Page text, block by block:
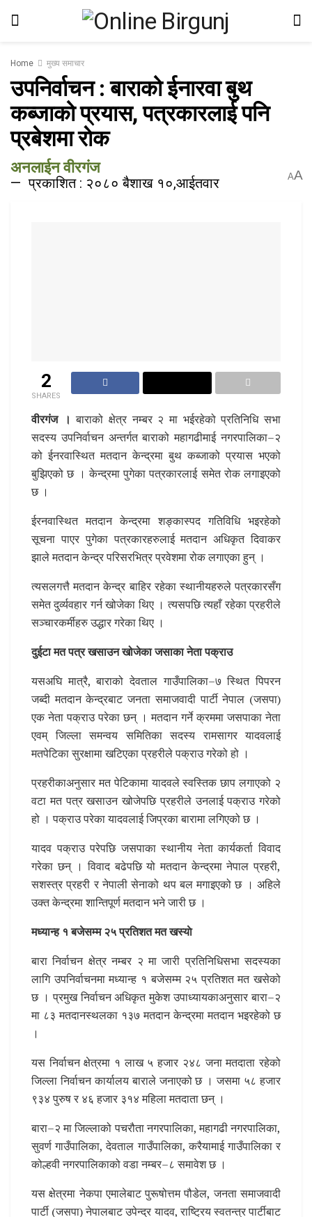
Home मुख्य समाचार
उपनिर्वाचन : बाराको ईनारवा बुथ
कब्जाको प्रयास, पत्रकारलाई पनि
प्रबेशमा राेक
अनलाईन वीरगंज
प्रकाशित : २०८० बैशाख १०,आईतवार AA
2
SHARES
वीरगंज । बाराको क्षेत्र नम्बर २ मा भईरहेको प्रतिनिधि सभा
सदस्य उपनिर्वाचन अन्तर्गत बाराको महागढीमाई नगरपालिका–२
को ईनरवास्थित मतदान केन्द्रमा बुथ कब्जाको प्रयास भएको
बुझिएको छ । केन्द्रमा पुगेका पत्रकारलाई समेत रोक लगाइएको
छ ।
ईरनवास्थित मतदान केन्द्रमा शङ्कास्पद गतिविधि भइरहेको
सूचना पाएर पुगेका पत्रकारहरुलाई मतदान अधिकृत दिवाकर
झाले मतदान केन्द्र परिसरभित्र प्रवेशमा रोक लगाएका हुन् ।
त्यसलगत्तै मतदान केन्द्र बाहिर रहेका स्थानीयहरुले पत्रकारसँग
समेत दुर्व्यवहार गर्न खोजेका थिए । त्यसपछि त्यहाँ रहेका प्रहरीले
सञ्चारकर्मीहरु उद्धार गरेका थिए ।
दुईटा मत पत्र खसाउन खोजेका जसाका नेता पक्राउ
यसअघि मात्रै, बाराको देवताल गाउँपालिका–७ स्थित पिपरन
जब्दी मतदान केन्द्रबाट जनता समाजवादी पार्टी नेपाल (जसपा)
एक नेता पक्राउ परेका छन् । मतदान गर्ने क्रममा जसपाका नेता
एवम् जिल्ला समन्वय समितिका सदस्य रामसागर यादवलाई
मतपेटिका सुरक्षामा खटिएका प्रहरीले पक्राउ गरेको हो ।
प्रहरीकाअनुसार मत पेटिकामा यादवले स्वस्तिक छाप लगाएको २
वटा मत पत्र खसाउन खोजेपछि प्रहरीले उनलाई पक्राउ गरेको
हो । पक्राउ परेका यादवलाई जिप्रका बारामा लगिएको छ ।
यादव पक्राउ परेपछि जसपाका स्थानीय नेता कार्यकर्ता विवाद
गरेका छन् । विवाद बढेपछि यो मतदान केन्द्रमा नेपाल प्रहरी,
सशस्त्र प्रहरी र नेपाली सेनाको थप बल मगाइएको छ । अहिले
उक्त केन्द्रमा शान्तिपूर्ण मतदान भने जारी छ ।
मध्यान्ह १ बजेसम्म २५ प्रतिशत मत खस्याे
बारा निर्वाचन क्षेत्र नम्बर २ मा जारी प्रतिनिधिसभा सदस्यका
लागि उपनिर्वाचनमा मध्यान्ह १ बजेसम्म २५ प्रतिशत मत खसेको
छ । प्रमुख निर्वाचन अधिकृत मुकेश उपाध्यायकाअनुसार बारा–२
मा ८३ मतदानस्थलका १३७ मतदान केन्द्रमा मतदान भइरहेको छ
।
यस निर्वाचन क्षेत्रमा १ लाख ५ हजार २४८ जना मतदाता रहेको
जिल्ला निर्वाचन कार्यालय बाराले जनाएको छ । जसमा ५८ हजार
९३४ पुरुष र ४६ हजार ३१४ महिला मतदाता छन् ।
बारा–२ मा जिल्लाको पचरौता नगरपालिका, महागढी नगरपालिका,
सुवर्ण गाउँपालिका, देवताल गाउँपालिका, करैयामाई गाउँपालिका र
कोल्हवी नगरपालिकाको वडा नम्बर–८ समावेश छ ।
यस क्षेत्रमा नेकपा एमालेबाट पुरूषोत्तम पौडेल, जनता समाजवादी
पार्टी (जसपा) नेपालबाट उपेन्द्र यादव, राष्ट्रिय स्वतन्त्र पार्टीबाट